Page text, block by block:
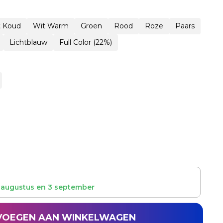
Wit Warm Groen Rood Roze
Paars
Lichtblauw
Full Color (22%)
en 3 september
AAN WINKELWAGEN